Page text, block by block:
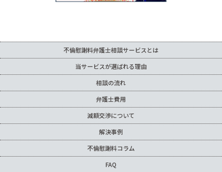
不倫慰謝料弁護士相談サービスとは
当サービスが選ばれる理由
相談の流れ
弁護士費用
減額交渉について
解決事例
不倫慰謝料コラム
FAQ